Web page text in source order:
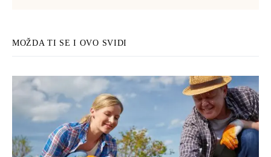
MOŽDA TI SE I OVO SVIDI